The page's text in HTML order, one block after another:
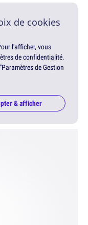
de cookies
l'afficher, vous
de confidentialité.
de Gestion
& afficher